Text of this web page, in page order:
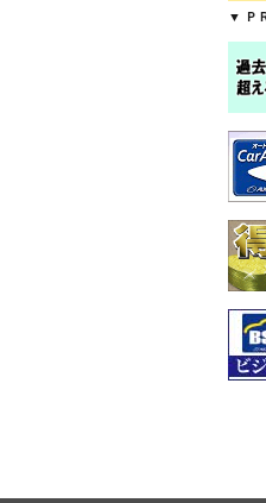
▼ Ｐ